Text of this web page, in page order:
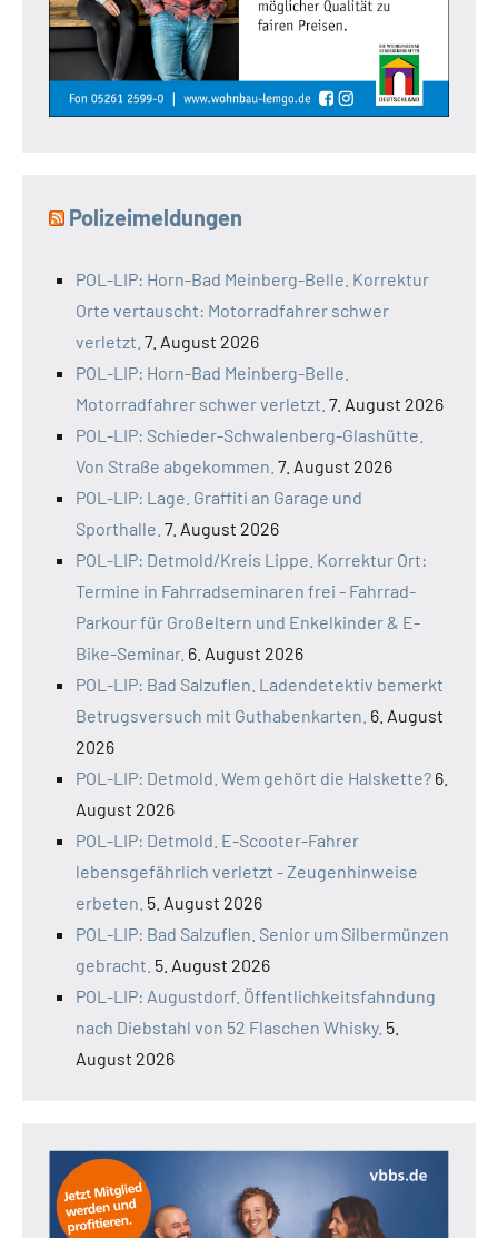
Polizeimeldungen
POL-LIP: Horn-Bad Meinberg-Belle. Korrektur
Orte vertauscht: Motorradfahrer schwer
verletzt. 7. August 2026
POL-LIP: Horn-Bad Meinberg-Belle.
Motorradfahrer schwer verletzt. 7. August 2026
POL-LIP: Schieder-Schwalenberg-Glashütte.
Von Straße abgekommen. 7. August 2026
POL-LIP: Lage. Graffiti an Garage und
Sporthalle. 7. August 2026
POL-LIP: Detmold/Kreis Lippe. Korrektur Ort:
Termine in Fahrradseminaren frei - Fahrrad-
Parkour für Großeltern und Enkelkinder & E-
Bike-Seminar. 6. August 2026
POL-LIP: Bad Salzuflen. Ladendetektiv bemerkt
Betrugsversuch mit Guthabenkarten. 6. August
2026
POL-LIP: Detmold. Wem gehört die Halskette? 6.
August 2026
POL-LIP: Detmold. E-Scooter-Fahrer
lebensgefährlich verletzt - Zeugenhinweise
erbeten. 5. August 2026
POL-LIP: Bad Salzuflen. Senior um Silbermünzen
gebracht. 5. August 2026
POL-LIP: Augustdorf. Öffentlichkeitsfahndung
nach Diebstahl von 52 Flaschen Whisky. 5.
August 2026